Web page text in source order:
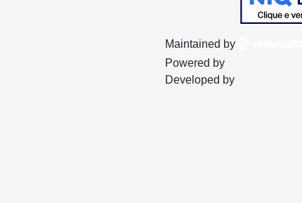
Maintained by
Powered by
Developed by